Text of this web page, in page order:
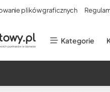
plików graficznych
Kategorie